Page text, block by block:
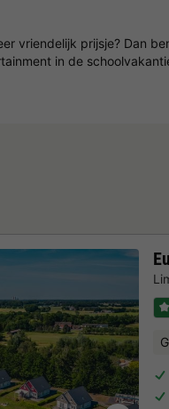
vriendelijk prijsje? Dan
in de